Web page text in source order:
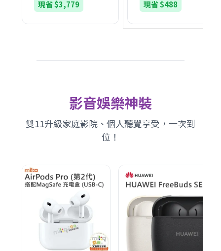
現省 $3,779 現省 $488
影音娛樂神裝
雙11升級家庭影院、個人聽覺享受，一次到
位！